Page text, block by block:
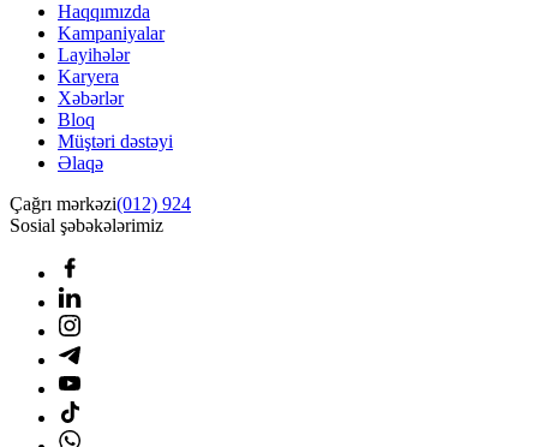
Haqqımızda
Kampaniyalar
Layihələr
Karyera
Xəbərlər
Bloq
Müştəri dəstəyi
Əlaqə
Çağrı mərkəzi(012) 924
Sosial şəbəkələrimiz